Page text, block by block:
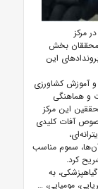
مرکز
محققان بخش
این
و آموزش کشاورزی
و هماهنگی
این مرکز
آفات کلیدی
سموم مناسب
کرد.
به
مومیایی، …